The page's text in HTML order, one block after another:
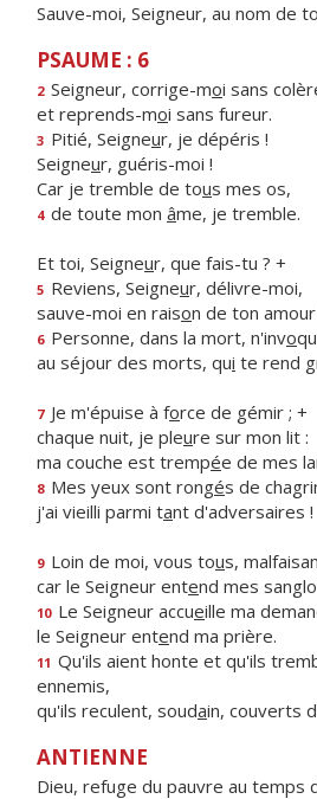
Sauve-moi, Seigneur, au nom de
PSAUME : 6
2 Seigneur, corrige-moi sans
et reprends-moi sans fureur.
3 Pitié, Seigneur, je dépéris !
Seigneur, guéris-moi !
Car je tremble de tous mes os,
4 de toute mon âme, je tremble.
Et toi, Seigneur, que fais-tu ? +
5 Reviens, Seigneur, délivre-moi,
sauve-moi en raison de ton amour
6 Personne, dans la mort, n'invo
au séjour des morts, qui te rend
7 Je m'épuise à force de gémir ; +
chaque nuit, je pleure sur mon lit :
ma couche est trempée de mes
8 Mes yeux sont rongés de
j'ai vieilli parmi tant d'adversaires !
9 Loin de moi, vous tous,
car le Seigneur entend mes
10 Le Seigneur accueille ma
le Seigneur entend ma prière.
11 Qu'ils aient honte et qu'ils
ennemis,
qu'ils reculent, soudain, couverts
ANTIENNE
Dieu, refuge du pauvre au temps